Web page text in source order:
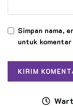
Simpan nama,
untuk